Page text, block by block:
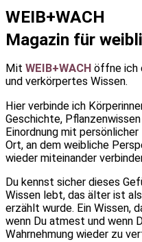
WEIB+WACH
Magazin für
Mit WEIB+WACH öffne ich
und verkörpertes Wissen.
Hier verbinde ich
Geschichte,
Einordnung mit
Ort, an dem weibliche
wieder miteinander
Du kennst sicher dieses
Wissen lebt, das älter ist
erzählt wurde. Ein Wissen,
wenn Du atmest und wenn
Wahrnehmung wieder zu